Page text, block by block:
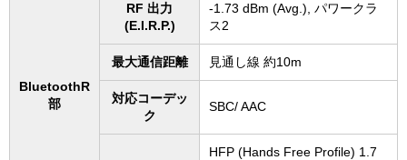
BluetoothR
部
RF 出力
(E.I.R.P.)
-1.73 dBm (Avg.), パワークラ
ス2
最大通信距離 見通し線 約10m
対応コーデッ
ク
SBC/ AAC
HFP (Hands Free Profile) 1.7